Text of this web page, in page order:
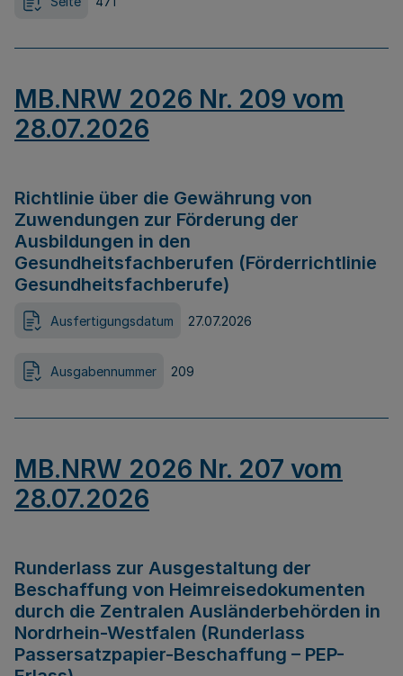
MB.NRW 2026 Nr. 209 vom
28.07.2026
Richtlinie über die Gewährung von
Zuwendungen zur Förderung der
Ausbildungen in den
Gesundheitsfachberufen (Förderrichtlinie
Gesundheitsfachberufe)
Ausfertigungsdatum 27.07.2026
Ausgabennummer 209
MB.NRW 2026 Nr. 207 vom
28.07.2026
Runderlass zur Ausgestaltung der
Beschaffung von Heimreisedokumenten
durch die Zentralen Ausländerbehörden in
Nordrhein-Westfalen (Runderlass
Passersatzpapier-Beschaffung – PEP-